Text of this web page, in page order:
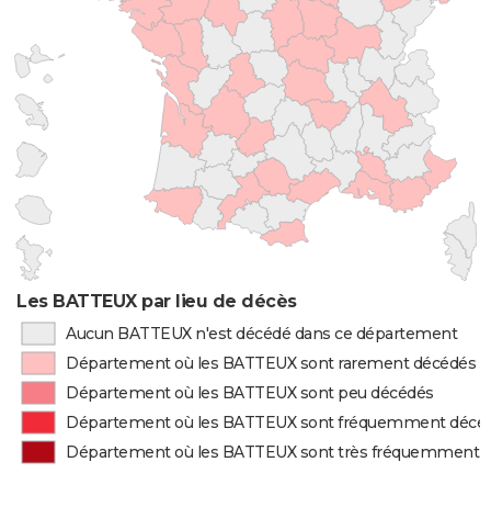
Les BATTEUX par lieu de décès
Aucun BATTEUX n'est décédé dans ce département
Département où les BATTEUX sont rarement décédés
Département où les BATTEUX sont peu décédés
Département où les BATTEUX sont fréquemment
Département où les BATTEUX sont très fréquemment